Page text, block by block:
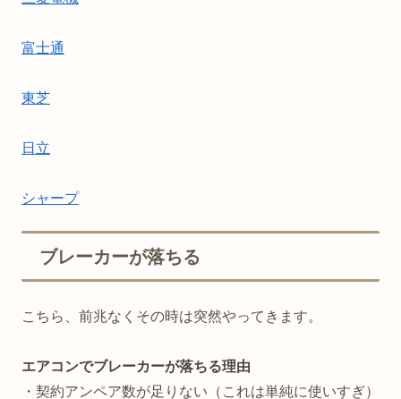
富士通
東芝
日立
シャープ
ブレーカーが落ちる
こちら、前兆なくその時は突然やってきます。
エアコンでブレーカーが落ちる理由
・契約アンペア数が足りない（これは単純に使いすぎ）